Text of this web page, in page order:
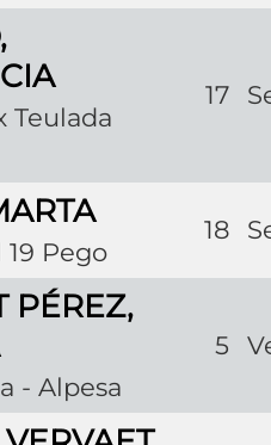
Teulada
17
19 Pego
18
PÉREZ,
- Alpesa
5